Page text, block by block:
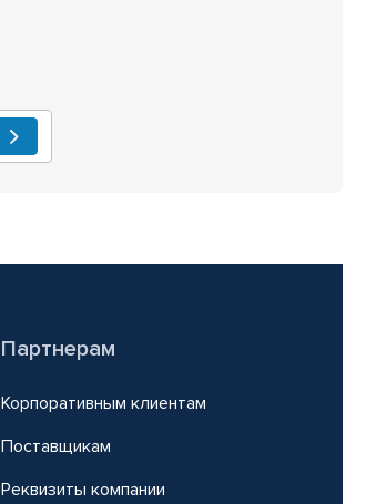
Партнерам
Корпоративным клиентам
Поставщикам
Реквизиты компании